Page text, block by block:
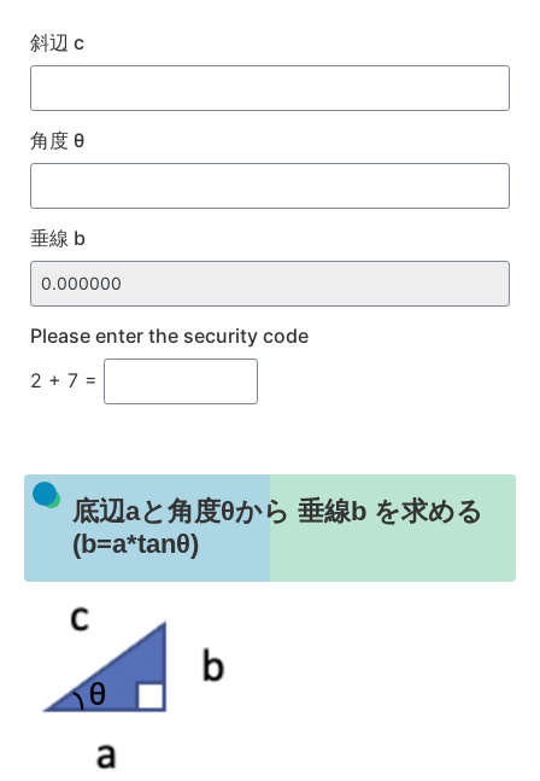
斜辺 c
角度 θ
垂線 b
Please enter the security code
2 + 7 =
底辺aと角度θから 垂線b を求める
(b=a*tanθ)